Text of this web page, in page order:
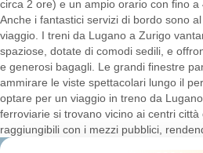
circa 2 ore) e un ampio orario con fino a
Anche i fantastici servizi di bordo sono
viaggio. I treni da Lugano a Zurigo
spaziose, dotate di comodi sedili, e
e generosi bagagli. Le grandi finestre
ammirare le viste spettacolari lungo il
optare per un viaggio in treno da
ferroviarie si trovano vicino ai centri
raggiungibili con i mezzi pubblici,